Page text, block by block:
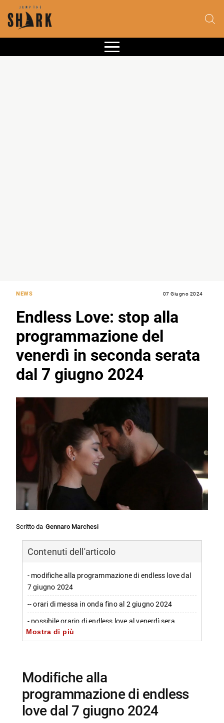
NEWS 07 Giugno 2024
Endless Love: stop alla
programmazione del
venerdì in seconda serata
dal 7 giugno 2024
Scritto da Gennaro Marchesi
Contenuti dell'articolo
- modifiche alla programmazione di endless love dal
7 giugno 2024
-- orari di messa in onda fino al 2 giugno 2024
- possibile orario di endless love al venerdì sera
-- importanza delle variazioni nella programmazione
-- Scopri di più da Jump the shark
-- RispondiAnnulla risposta
- Marco Bocci 48 anni: compleanno in Spagna con
Chiatti
Mostra di più
modifiche alla
programmazione di endless
love dal 7 giugno 2024